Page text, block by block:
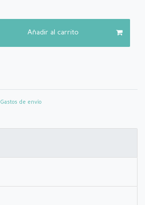
Añadir al carrito
Gastos de envío